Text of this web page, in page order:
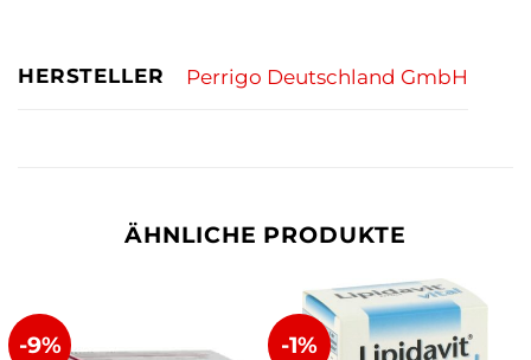
HERSTELLER Perrigo Deutschland GmbH
ÄHNLICHE PRODUKTE
-9% -1%